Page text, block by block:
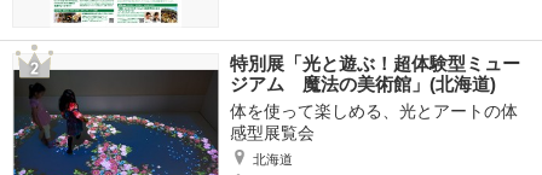
特別展「光と遊ぶ！超体験型ミュー
ジアム 魔法の美術館」(北海道)
体を使って楽しめる、光とアートの体
感型展覧会
北海道